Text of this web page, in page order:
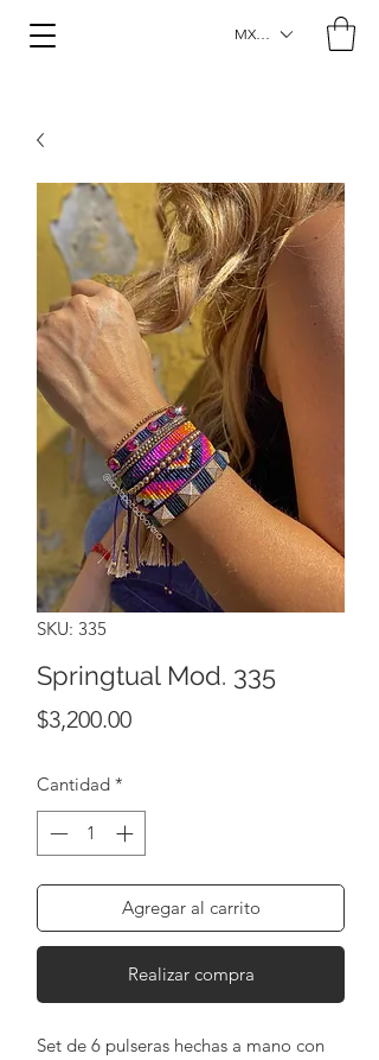
MXN ($)
SKU: 335
Springtual Mod. 335
$3,200.00Precio
Cantidad *
Agregar al carrito
Realizar compra
Set de 6 pulseras hechas a mano con